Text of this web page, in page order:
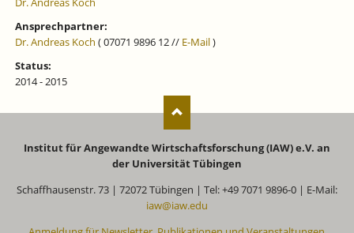
Ansprechpartner:
Dr. Andreas Koch ( 07071 9896 12 // E-Mail)
Status:
2014 - 2015
Institut für Angewandte Wirtschaftsforschung (IAW) e.V. an
der Universität Tübingen
Schaffhausenstr. 73 | 72072 Tübingen | Tel: +49 7071 9896-0 | E-Mail:
iaw@iaw.edu